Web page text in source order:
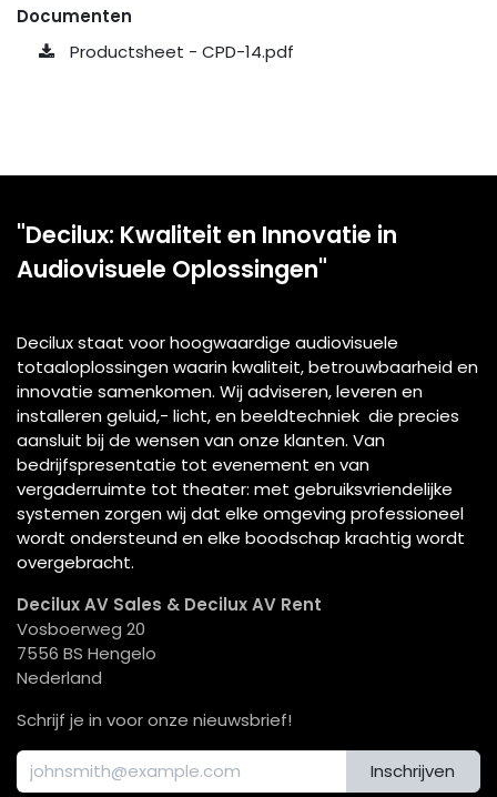
Documenten
Productsheet - CPD-14.pdf
"Decilux: Kwaliteit en Innovatie in
Audiovisuele Oplossingen"
Decilux staat voor hoogwaardige audiovisuele
totaaloplossingen waarin kwaliteit, betrouwbaarheid en
innovatie samenkomen. Wij adviseren, leveren en
installeren geluid,- licht, en beeldtechniek die precies
aansluit bij de wensen van onze klanten. Van
bedrijfspresentatie tot evenement en van
vergaderruimte tot theater: met gebruiksvriendelijke
systemen zorgen wij dat elke omgeving professioneel
wordt ondersteund en elke boodschap krachtig wordt
overgebracht.
Decilux AV Sales & Decilux AV Rent
Vosboerweg 20
7556 BS Hengelo
Nederland
Schrijf je in voor onze nieuwsbrief!
Inschrijven